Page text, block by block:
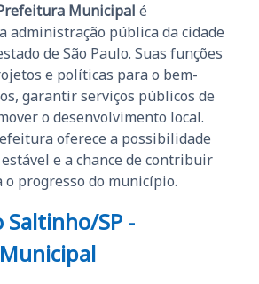
Municipal é
administração pública da cidade
de São Paulo. Suas funções
e políticas para o bem-
garantir serviços públicos de
o desenvolvimento local.
oferece a possibilidade
e a chance de contribuir
progresso do município.
Saltinho/SP -